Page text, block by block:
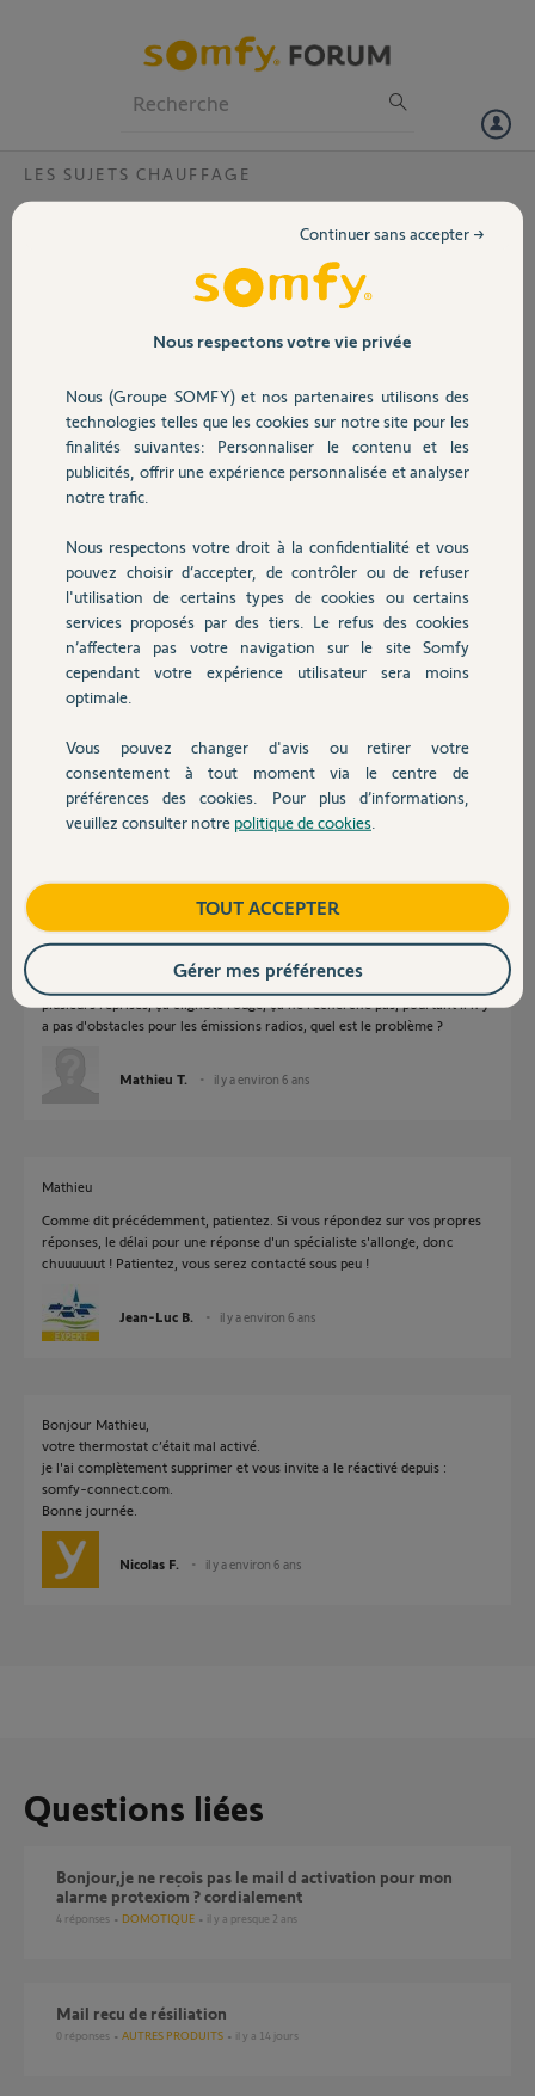
Volet
Sécurité
Domotique
Chauffage
Autres produits
Devis avec un pro
Contact
LES SUJETS CHAUFFAGE
Réception mail d'activation
Bonjour, je n' ai pas reçu le mail d'activation pour mon thermostat
Mathieu T.
Participer au fil de discussion
Réponses
Bonjour
Laissez ici le pin du thermostat et attendez d'être contacté.
Bonne journée !
Jean-Luc B.
Voici mon pin 1929-0152-2661
Merci
Problème de connexion entre le thermostat et le récepteur, essais à
plusieurs reprises, ça clignote rouge, ça ne recherche pas, pourtant il n'y
a pas d'obstacles pour les émissions radios, quel est le problème ?
Mathieu T. il y a environ 6 ans
Mathieu
Comme dit précédemment, patientez. Si vous répondez sur vos propres
réponses, le délai pour une réponse d'un spécialiste s'allonge, donc
chuuuuuut ! Patientez, vous serez contacté sous peu !
Jean-Luc B. il y a environ 6 ans
Bonjour Mathieu,
votre thermostat c’était mal activé.
je l'ai complètement supprimer et vous invite a le réactivé depuis :
somfy-connect.com.
Bonne journée.
Nicolas F. il y a environ 6 ans
Questions liées
Bonjour,je ne reçois pas le mail d activation pour mon
alarme protexiom ? cordialement
4 réponses DOMOTIQUE il y a presque 2 ans
Mail recu de résiliation
0 réponses AUTRES PRODUITS il y a 14 jours
Nous respectons votre vie privée
Nous (Groupe SOMFY) et nos partenaires utilisons des
technologies telles que les cookies sur notre site pour les
finalités suivantes: Personnaliser le contenu et les
publicités, offrir une expérience personnalisée et analyser
notre trafic.
Nous respectons votre droit à la confidentialité et vous
pouvez choisir d’accepter, de contrôler ou de refuser
l'utilisation de certains types de cookies ou certains
services proposés par des tiers. Le refus des cookies
n’affectera pas votre navigation sur le site Somfy
cependant votre expérience utilisateur sera moins
optimale.
Vous pouvez changer d'avis ou retirer votre
consentement à tout moment via le centre de
préférences des cookies. Pour plus d’informations,
veuillez consulter notre politique de cookies
Continuer sans accepter →
TOUT ACCEPTER
Gérer mes préférences